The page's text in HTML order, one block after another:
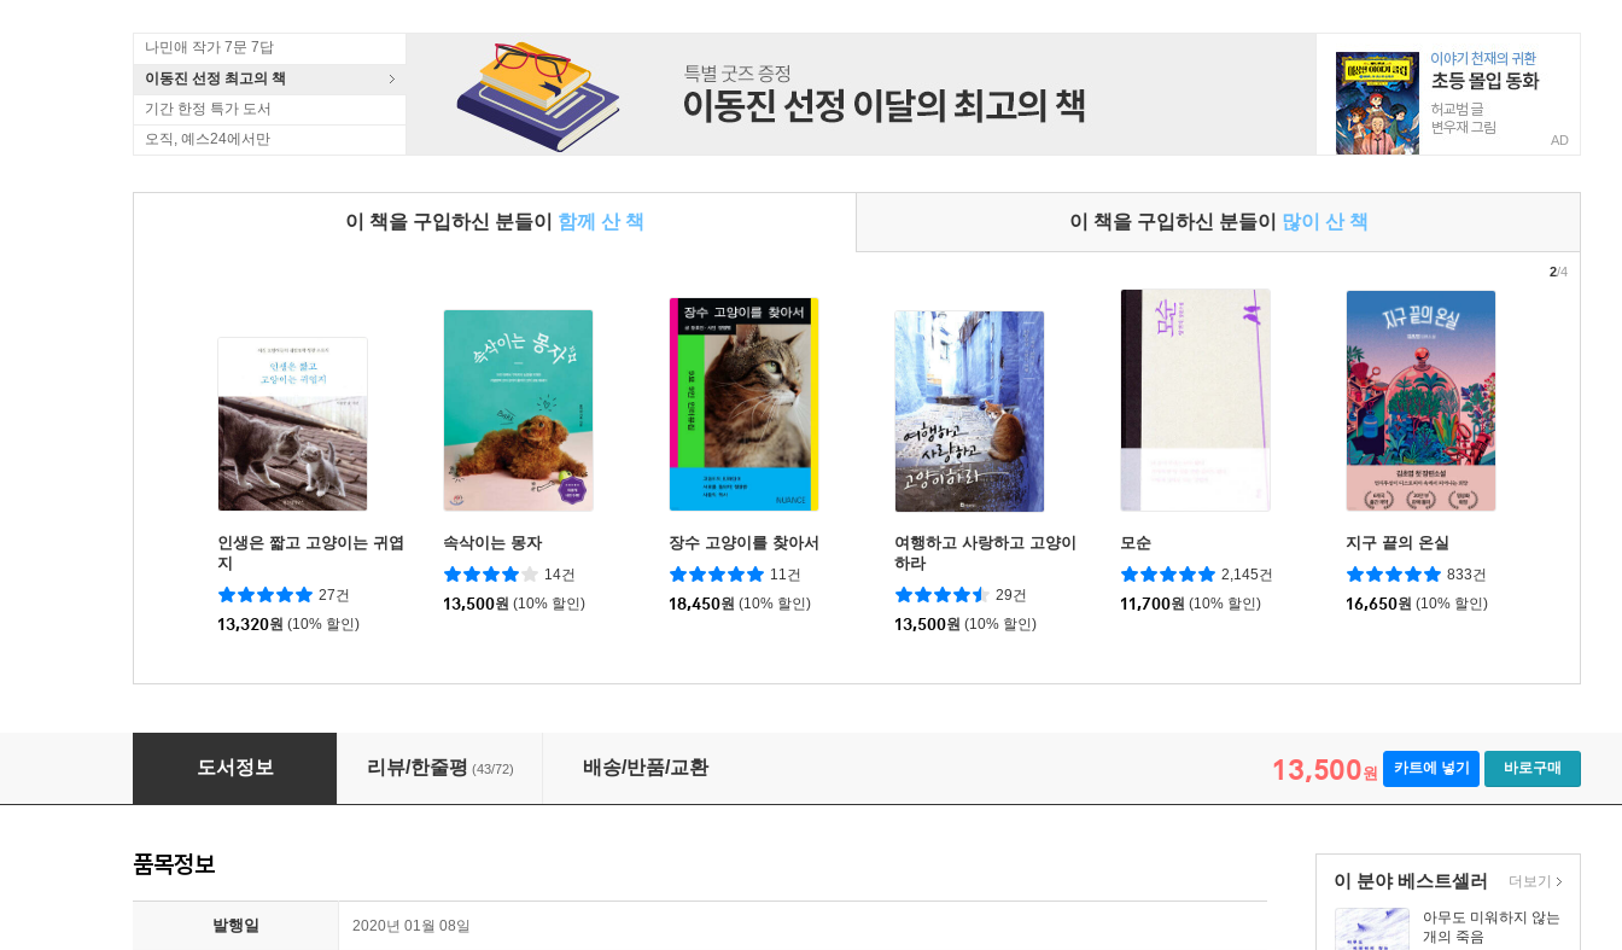
나민애 작가 7문 7답
이동진 선정 최고의 책
기간 한정 특가 도서
오직, 예스24에서만
AD
이 책을 구입하신 분들이 함께 산 책 이 책을 구입하신 분들이 많이 산 책
인생은 짧고 고양이는 귀엽
지
27건
13,320원 (10% 할인)
속삭이는 몽자
14건
13,500원 (10% 할인)
장수 고양이를 찾아서
11건
18,450원 (10% 할인)
여행하고 사랑하고 고양이
하라
29건
13,500원 (10% 할인)
모순
2,145건
11,700원 (10% 할인)
지구 끝의 온실
833건
16,650원 (10% 할인)
2/4
인간을 키우는 고양이
도서정보 리뷰/한줄평 (43/72) 배송/반품/교환 13,500원 카트에 넣기 바로구매
이 분야 베스트셀러
아무도 미워하지 않는
개의 죽음
더보기
품목정보
발행일 2020년 01월 08일